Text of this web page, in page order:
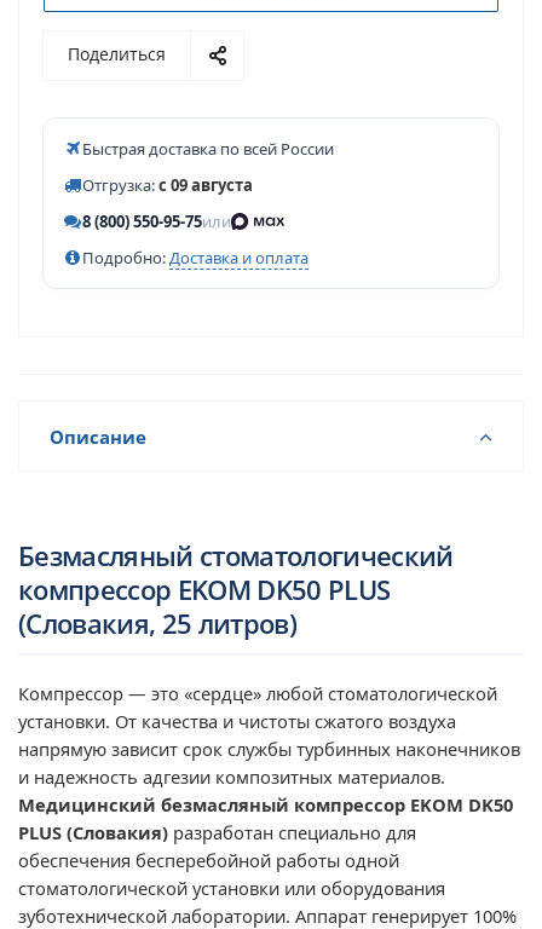
Поделиться
Быстрая доставка по всей России
Отгрузка:с 09 августа
8 (800) 550-95-75или
Подробно:Доставка и оплата
Описание
Безмасляный стоматологический
компрессор EKOM DK50 PLUS
(Словакия, 25 литров)
Компрессор — это «сердце» любой стоматологической
установки. От качества и чистоты сжатого воздуха
напрямую зависит срок службы турбинных наконечников
и надежность адгезии композитных материалов.
Медицинский безмасляный компрессор EKOM DK50
PLUS (Словакия) разработан специально для
обеспечения бесперебойной работы одной
стоматологической установки или оборудования
зуботехнической лаборатории. Аппарат генерирует 100%